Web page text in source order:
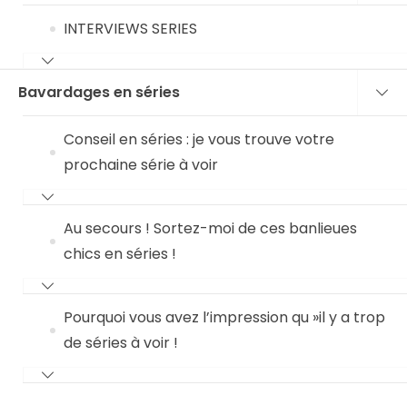
INTERVIEWS SERIES
Bavardages en séries
Conseil en séries : je vous trouve votre
prochaine série à voir
Au secours ! Sortez-moi de ces banlieues
chics en séries !
Pourquoi vous avez l’impression qu »il y a trop
de séries à voir !